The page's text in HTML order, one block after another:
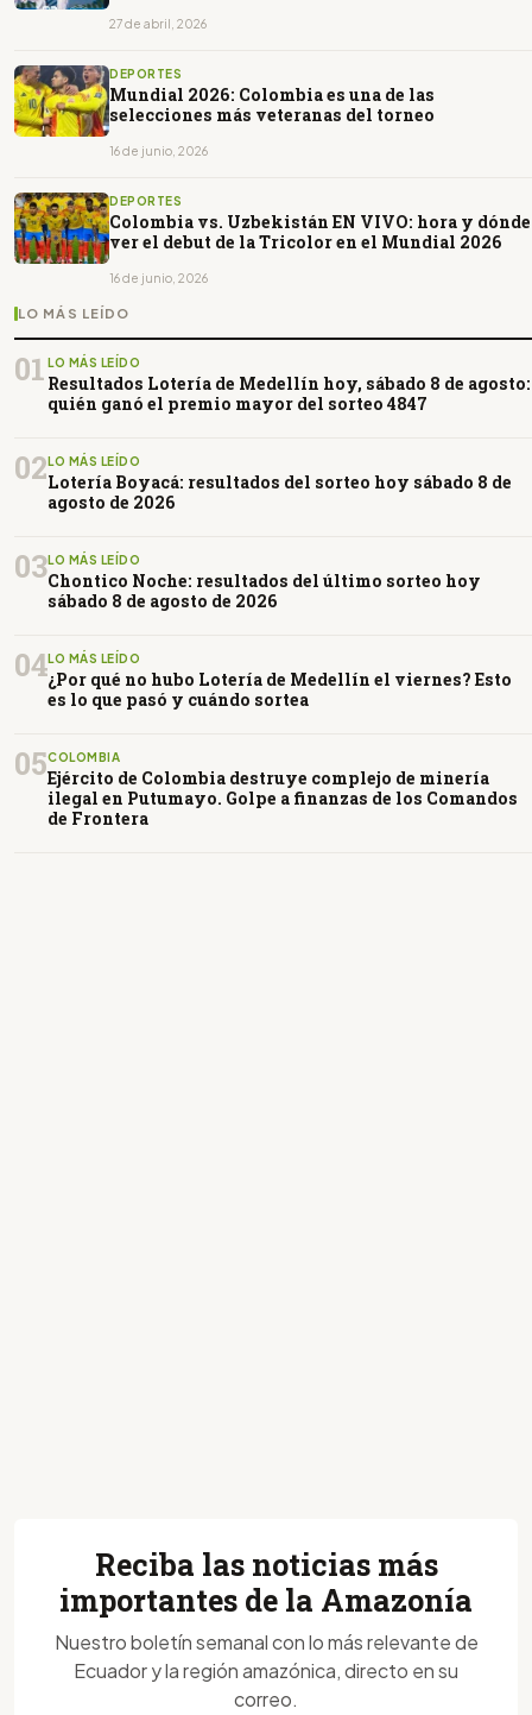
27 de abril, 2026
DEPORTES
Mundial 2026: Colombia es una de las
selecciones más veteranas del torneo
16 de junio, 2026
DEPORTES
Colombia vs. Uzbekistán EN VIVO: hora y dónde
ver el debut de la Tricolor en el Mundial 2026
16 de junio, 2026
LO MÁS LEÍDO
01 LO MÁS LEÍDO
Resultados Lotería de Medellín hoy, sábado 8 de agosto:
quién ganó el premio mayor del sorteo 4847
02LO MÁS LEÍDO
Lotería Boyacá: resultados del sorteo hoy sábado 8 de
agosto de 2026
03LO MÁS LEÍDO
Chontico Noche: resultados del último sorteo hoy
sábado 8 de agosto de 2026
04LO MÁS LEÍDO
¿Por qué no hubo Lotería de Medellín el viernes? Esto
es lo que pasó y cuándo sortea
05COLOMBIA
Ejército de Colombia destruye complejo de minería
ilegal en Putumayo. Golpe a finanzas de los Comandos
de Frontera
Reciba las noticias más
importantes de la Amazonía
Nuestro boletín semanal con lo más relevante de
Ecuador y la región amazónica, directo en su
correo.